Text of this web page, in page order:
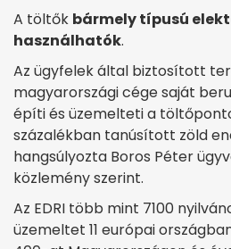
A töltők bármely típusú
használhatók.
Az ügyfelek által biztosított
magyarországi cége saját
építi és üzemelteti a
százalékban tanúsított zöld
hangsúlyozta Boros Péter
közlemény szerint.
Az EDRI több mint 7100
üzemeltet 11 európai